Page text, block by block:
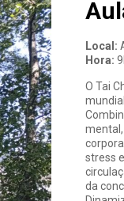
Local:
Hora:
O Tai
stress
da